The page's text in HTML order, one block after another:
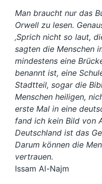
Man braucht nur das
Orwell zu lesen.
‚Sprich nicht so laut,
sagten die Menschen
mindestens eine
benannt ist, eine
Stadtteil, sogar die
Menschen heiligen,
erste Mal in eine
fand ich kein Bild von
Deutschland ist das
Darum können die
vertrauen.
Issam Al-Najm